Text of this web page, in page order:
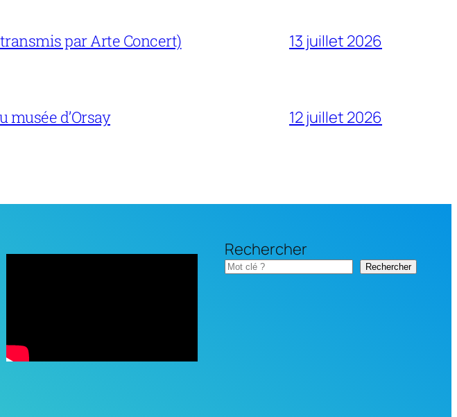
par Arte Concert) 13 juillet 2026
musée d’Orsay 12 juillet 2026
Rechercher
Rechercher